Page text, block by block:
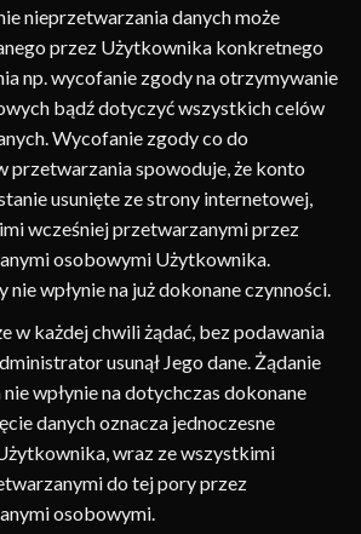
nieprzetwarzania danych może
przez Użytkownika konkretnego
np. wycofanie zgody na otrzymywanie
bądź dotyczyć wszystkich celów
Wycofanie zgody co do
przetwarzania spowoduje, że konto
usunięte ze strony internetowej,
wcześniej przetwarzanymi przez
osobowymi Użytkownika.
wpłynie na już dokonane czynności.
w każdej chwili żądać, bez podawania
usunął Jego dane. Żądanie
wpłynie na dotychczas dokonane
danych oznacza jednoczesne
wraz ze wszystkimi
do tej pory przez
osobowymi.